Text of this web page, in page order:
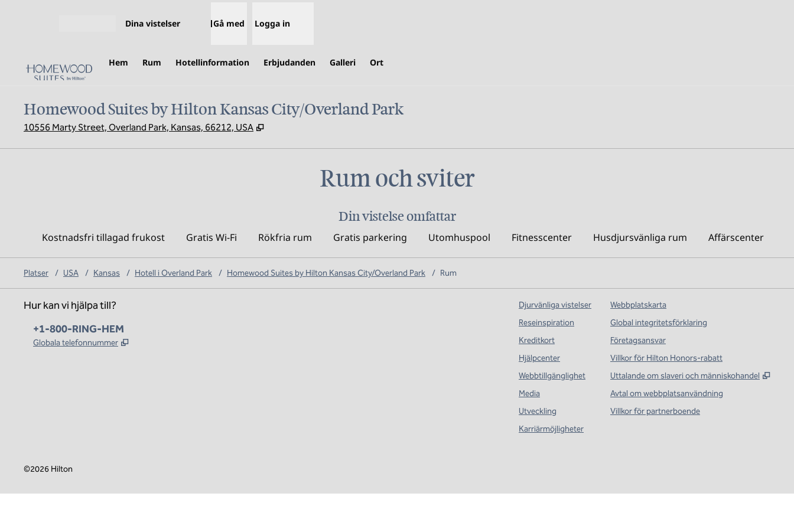
Dina vistelser Gå med Logga in
Hem Rum Hotellinformation Erbjudanden Galleri Ort
Homewood Suites by Hilton Kansas City/Overland Park
10556 Marty Street, Overland Park, Kansas, 66212, USA ,
Rum och sviter
Din vistelse omfattar
Kostnadsfri tillagad frukost Gratis Wi-Fi Rökfria rum Gratis parkering Utomhuspool Fitnesscenter Husdjursvänliga rum Affärscenter
Platser / USA / Kansas / Hotell i Overland Park / Homewood Suites by Hilton Kansas City/Overland Park / Rum
Hur kan vi hjälpa till?
Telefon:
+1-800-RING-HEM
Globala telefonnummer ,
Djurvänliga vistelser
Reseinspiration
Kreditkort
Hjälpcenter
Webbtillgänglighet
Media
Utveckling
Karriärmöjligheter
Webbplatskarta
Global integritetsförklaring
Företagsansvar
Villkor för Hilton Honors-rabatt
Uttalande om slaveri och människohandel
,
Avtal om webbplatsanvändning
Villkor för partnerboende
©2026 Hilton